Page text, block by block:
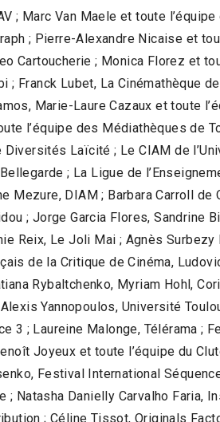
; Marc Van Maele et toute l’équipe
; Pierre-Alexandre Nicaise et
Cartoucherie ; Monica Florez et
; Franck Lubet, La Cinémathèque
Marie-Laure Cazaux et toute
l’équipe des Médiathèques de
Laïcité ; Le CIAM de
; La Ligue de
Mezure, DIAM ; Barbara Carroll de
; Jorge Garcia Flores, Sandrine
Reix, Le Joli Mai ; Agnès
de la Critique de Cinéma,
Rybaltchenko, Myriam Hohl,
Yannopoulos, Université
; Laureine Malonge, Télérama ;
Joyeux et toute l’équipe du
Festival International
Natasha Danielly Carvalho Faria,
; Céline Tissot, Originals